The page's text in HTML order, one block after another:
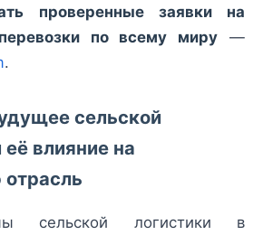
проверенные заявки на
по всему миру —
.
сельской
её влияние на
отрасль
сельской логистики в